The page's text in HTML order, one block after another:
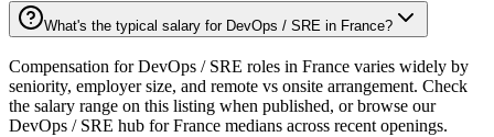
What's the typical salary for DevOps / SRE in France?
Compensation for DevOps / SRE roles in France varies widely by
seniority, employer size, and remote vs onsite arrangement. Check
the salary range on this listing when published, or browse our
DevOps / SRE hub for France medians across recent openings.